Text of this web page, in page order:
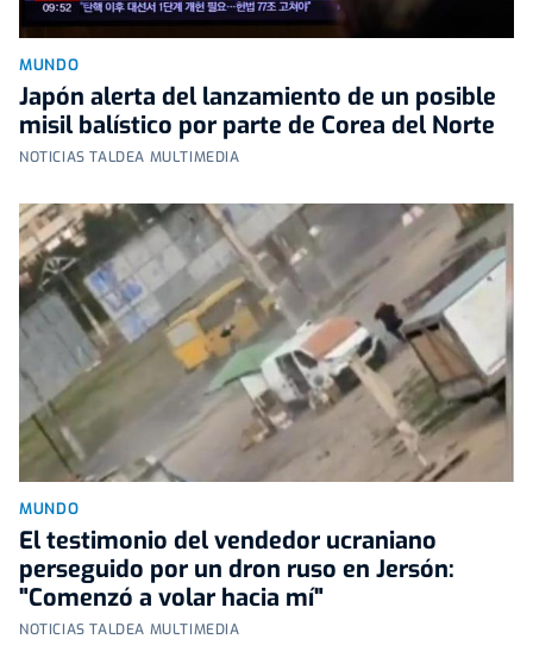
MUNDO
Japón alerta del lanzamiento de un posible
misil balístico por parte de Corea del Norte
NOTICIAS TALDEA MULTIMEDIA
MUNDO
El testimonio del vendedor ucraniano
perseguido por un dron ruso en Jersón:
"Comenzó a volar hacia mí"
NOTICIAS TALDEA MULTIMEDIA